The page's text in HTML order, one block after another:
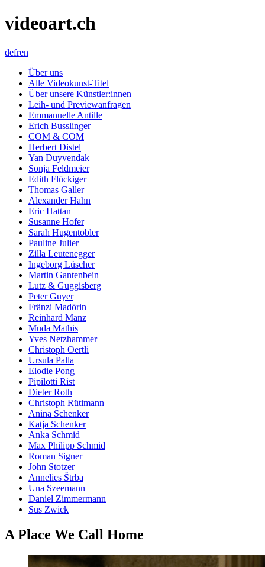
videoart.ch
defren
Über uns
Alle Videokunst-Titel
Über unsere Künstler:innen
Leih- und Previewanfragen
Emmanuelle Antille
Erich Busslinger
COM & COM
Herbert Distel
Yan Duyvendak
Sonja Feldmeier
Edith Flückiger
Thomas Galler
Alexander Hahn
Eric Hattan
Susanne Hofer
Sarah Hugentobler
Pauline Julier
Zilla Leutenegger
Ingeborg Lüscher
Martin Gantenbein
Lutz & Guggisberg
Peter Guyer
Fränzi Madörin
Reinhard Manz
Muda Mathis
Yves Netzhammer
Christoph Oertli
Ursula Palla
Elodie Pong
Pipilotti Rist
Dieter Roth
Christoph Rütimann
Anina Schenker
Katja Schenker
Anka Schmid
Max Philipp Schmid
Roman Signer
John Stotzer
Annelies Štrba
Una Szeemann
Daniel Zimmermann
Sus Zwick
A Place We Call Home